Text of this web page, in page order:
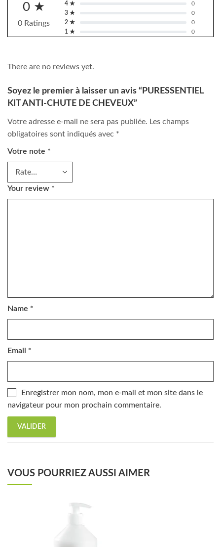
0 ★
0 Ratings
4 ★
0
3 ★
0
2 ★
0
1 ★
0
There are no reviews yet.
Soyez le premier à laisser un avis “PURESSENTIEL
KIT ANTI-CHUTE DE CHEVEUX”
Votre adresse e-mail ne sera pas publiée. Les champs
obligatoires sont indiqués avec *
Votre note *
Your review *
Name *
Email *
Enregistrer mon nom, mon e-mail et mon site dans le
navigateur pour mon prochain commentaire.
VOUS POURRIEZ AUSSI AIMER